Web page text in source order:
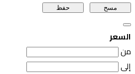
مسح حفظ
السعر
من
إلى